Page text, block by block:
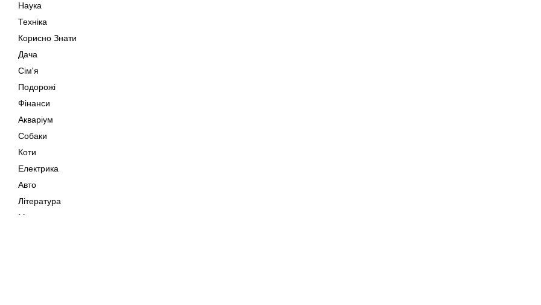
Наука
Техніка
Корисно Знати
Дача
Сім'я
Подорожі
Фінанси
Акваріум
Собаки
Коти
Електрика
Авто
Література
Музика